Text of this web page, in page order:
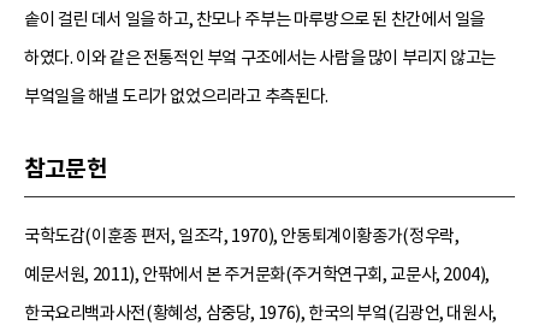
솥이 걸린 데서 일을 하고, 찬모나 주부는 마루방으로 된 찬간에서 일을
하였다. 이와 같은 전통적인 부엌 구조에서는 사람을 많이 부리지 않고는
부엌일을 해낼 도리가 없었으리라고 추측된다.
참고문헌
국학도감(이훈종 편저, 일조각, 1970), 안동퇴계이황종가(정우락,
예문서원, 2011), 안팎에서 본 주거문화(주거학연구회, 교문사, 2004),
한국요리백과사전(황혜성, 삼중당, 1976), 한국의 부엌(김광언, 대원사,